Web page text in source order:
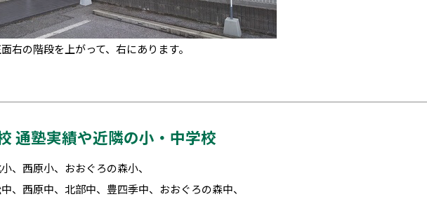
右の階段を上がって、右にあります。
通塾実績や近隣の小・中学校
、西原小、おおぐろの森小、
、西原中、北部中、豊四季中、おおぐろの森中、